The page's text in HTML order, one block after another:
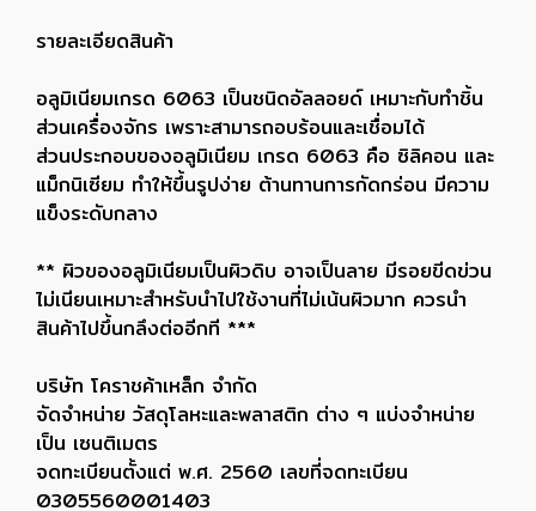
รายละเอียดสินค้า
อลูมิเนียมเกรด 6063 เป็นชนิดอัลลอยด์ เหมาะกับทำชิ้น
ส่วนเครื่องจักร เพราะสามารถอบร้อนและเชื่อมได้
ส่วนประกอบของอลูมิเนียม เกรด 6063 คือ ซิลิคอน และ
แม็กนิเซียม ทำให้ขึ้นรูปง่าย ต้านทานการกัดกร่อน มีความ
แข็งระดับกลาง
** ผิวของอลูมิเนียมเป็นผิวดิบ อาจเป็นลาย มีรอยขีดข่วน
ไม่เนียนเหมาะสำหรับนำไปใช้งานที่ไม่เน้นผิวมาก ควรนำ
สินค้าไปขึ้นกลึงต่ออีกที ***
บริษัท โคราชค้าเหล็ก จำกัด
จัดจำหน่าย วัสดุโลหะและพลาสติก ต่าง ๆ แบ่งจำหน่าย
เป็น เซนติเมตร
จดทะเบียนตั้งแต่ พ.ศ. 2560 เลขที่จดทะเบียน
0305560001403